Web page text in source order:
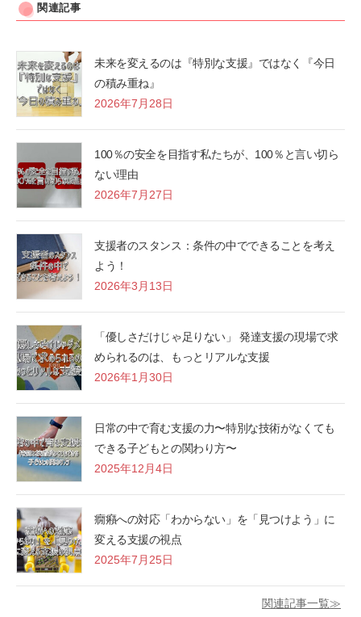
関連記事
未来を変えるのは『特別な支援』ではなく『今日
の積み重ね』
2026年7月28日
100％の安全を目指す私たちが、100％と言い切ら
ない理由
2026年7月27日
支援者のスタンス：条件の中でできることを考え
よう！
2026年3月13日
「優しさだけじゃ足りない」 発達支援の現場で求
められるのは、もっとリアルな支援
2026年1月30日
日常の中で育む支援の力〜特別な技術がなくても
できる子どもとの関わり方〜
2025年12月4日
癇癪への対応「わからない」を「見つけよう」に
変える支援の視点
2025年7月25日
関連記事一覧≫